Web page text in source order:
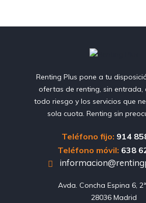
Renting Plus pone a tu
ofertas de renting, sin entrada,
todo riesgo y los servicios que
sola cuota. Renting sin
Teléfono fijo: 914
Teléfono móvil: 638
Avda. Concha Espina 6,
28036 Madrid